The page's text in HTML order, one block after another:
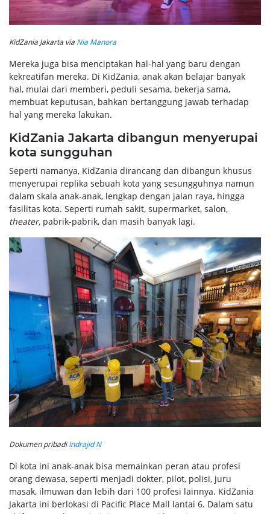
KidZania Jakarta via Nia Manora
Mereka juga bisa menciptakan hal-hal yang baru dengan
kekreatifan mereka. Di KidZania, anak akan belajar banyak
hal, mulai dari memberi, peduli sesama, bekerja sama,
membuat keputusan, bahkan bertanggung jawab terhadap
hal yang mereka lakukan.
KidZania Jakarta dibangun menyerupai
kota sungguhan
Seperti namanya, KidZania dirancang dan dibangun khusus
menyerupai replika sebuah kota yang sesungguhnya namun
dalam skala anak-anak, lengkap dengan jalan raya, hingga
fasilitas kota. Seperti rumah sakit, supermarket, salon,
theater, pabrik-pabrik, dan masih banyak lagi.
Dokumen pribadiIndrajid N
Di kota ini anak-anak bisa memainkan peran atau profesi
orang dewasa, seperti menjadi dokter, pilot, polisi, juru
masak, ilmuwan dan lebih dari 100 profesi lainnya. KidZania
Jakarta ini berlokasi di Pacific Place Mall lantai 6. Dalam satu